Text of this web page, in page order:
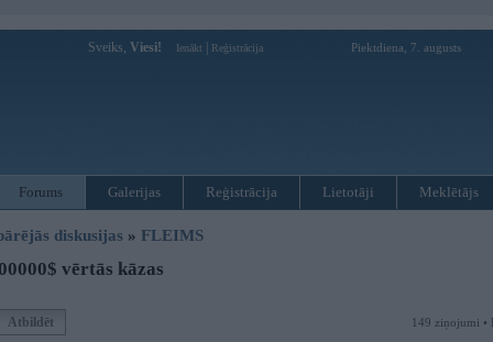
Sveiks, Viesi! Ienākt Reģistrācija Piektdiena, 7. augusts
Forums Galerijas Reģistrācija Lietotāji Meklētājs
diskusijas » FLEIMS
vērtās kāzas
Atbildēt 149 ziņojumi •